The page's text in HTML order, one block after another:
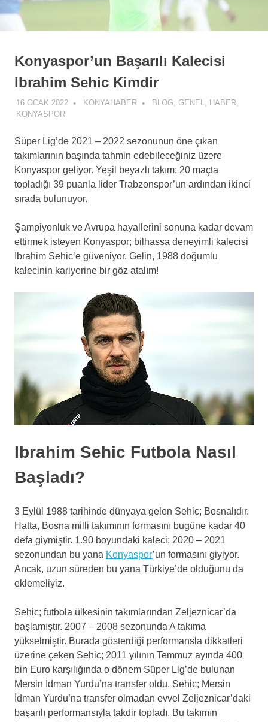
Konyaspor’un Başarılı Kalecisi
Ibrahim Sehic Kimdir
16 OCAK 2022 KONYAHABER BLOG, GENEL, HABER,
KONYASPOR
Süper Lig’de 2021 – 2022 sezonunun öne çıkan
takımlarının başında tahmin edebileceğiniz üzere
Konyaspor geliyor. Yeşil beyazlı takım; 20 maçta
topladığı 39 puanla lider Trabzonspor’un ardından ikinci
sırada bulunuyor.
Şampiyonluk ve Avrupa hayallerini sonuna kadar devam
ettirmek isteyen Konyaspor; bilhassa deneyimli kalecisi
Ibrahim Sehic’e güveniyor. Gelin, 1988 doğumlu
kalecinin kariyerine bir göz atalım!
Ibrahim Sehic Futbola Nasıl
Başladı?
3 Eylül 1988 tarihinde dünyaya gelen Sehic; Bosnalıdır.
Hatta, Bosna milli takımının formasını bugüne kadar 40
defa giymiştir. 1.90 boyundaki kaleci; 2020 – 2021
sezonundan bu yana Konyaspor’un formasını giyiyor.
Ancak, uzun süreden bu yana Türkiye’de olduğunu da
eklemeliyiz.
Sehic; futbola ülkesinin takımlarından Zeljeznicar’da
başlamıştır. 2007 – 2008 sezonunda A takıma
yükselmiştir. Burada gösterdiği performansla dikkatleri
üzerine çeken Sehic; 2011 yılının Temmuz ayında 400
bin Euro karşılığında o dönem Süper Lig’de bulunan
Mersin İdman Yurdu’na transfer oldu. Sehic; Mersin
İdman Yurdu’na transfer olmadan evvel Zeljeznicar’daki
başarılı performansıyla takdir topladı. Bu takımın